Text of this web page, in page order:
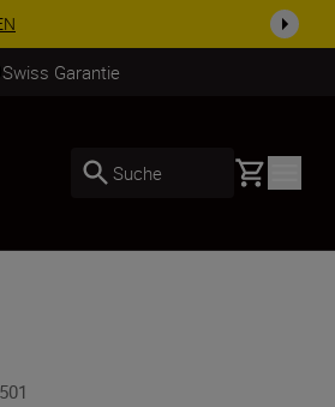
Swiss Garantie
Suche Basket